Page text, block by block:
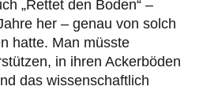
„Rettet den Boden“ –
her – genau von solch
hatte. Man müsste
in ihren Ackerböden
das wissenschaftlich